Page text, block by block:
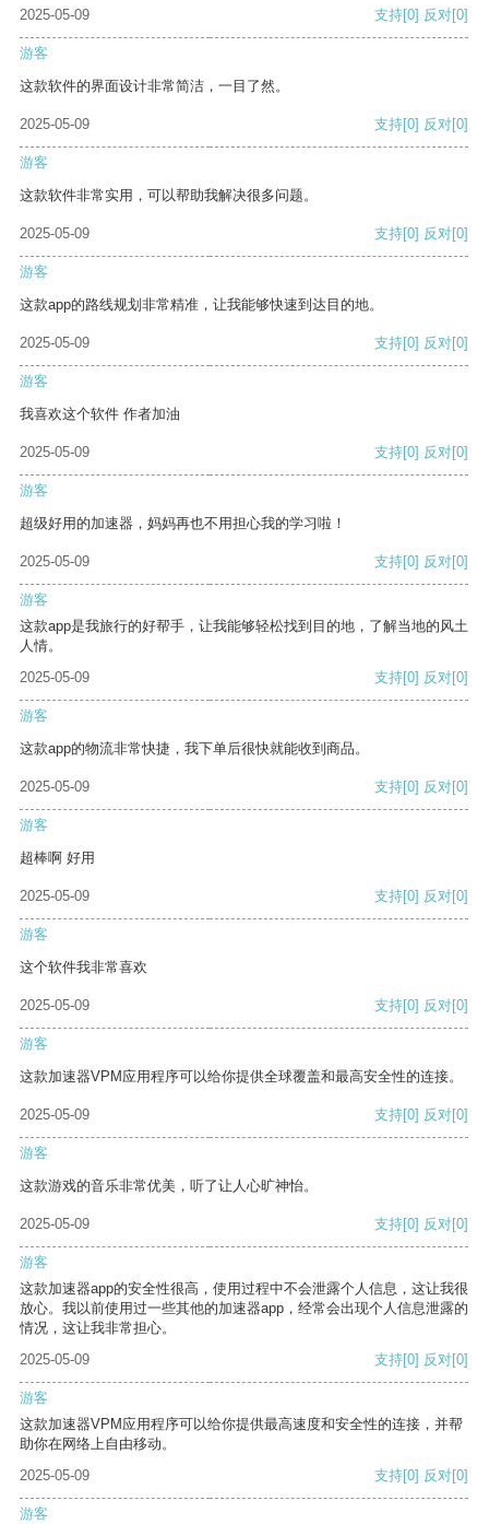
2025-05-09 支持[0] 反对[0]
游客
这款软件的界面设计非常简洁，一目了然。
2025-05-09 支持[0] 反对[0]
游客
这款软件非常实用，可以帮助我解决很多问题。
2025-05-09 支持[0] 反对[0]
游客
这款app的路线规划非常精准，让我能够快速到达目的地。
2025-05-09 支持[0] 反对[0]
游客
我喜欢这个软件 作者加油
2025-05-09 支持[0] 反对[0]
游客
超级好用的加速器，妈妈再也不用担心我的学习啦！
2025-05-09 支持[0] 反对[0]
游客
这款app是我旅行的好帮手，让我能够轻松找到目的地，了解当地的风土
人情。
2025-05-09
支持[0] 反对[0]
游客
这款app的物流非常快捷，我下单后很快就能收到商品。
2025-05-09 支持[0] 反对[0]
游客
超棒啊 好用
2025-05-09 支持[0] 反对[0]
游客
这个软件我非常喜欢
2025-05-09 支持[0] 反对[0]
游客
这款加速器VPM应用程序可以给你提供全球覆盖和最高安全性的连接。
2025-05-09 支持[0] 反对[0]
游客
这款游戏的音乐非常优美，听了让人心旷神怡。
2025-05-09 支持[0] 反对[0]
游客
这款加速器app的安全性很高，使用过程中不会泄露个人信息，这让我很
放心。我以前使用过一些其他的加速器app，经常会出现个人信息泄露的
情况，这让我非常担心。
2025-05-09
支持[0] 反对[0]
游客
这款加速器VPM应用程序可以给你提供最高速度和安全性的连接，并帮
助你在网络上自由移动。
2025-05-09
支持[0] 反对[0]
游客